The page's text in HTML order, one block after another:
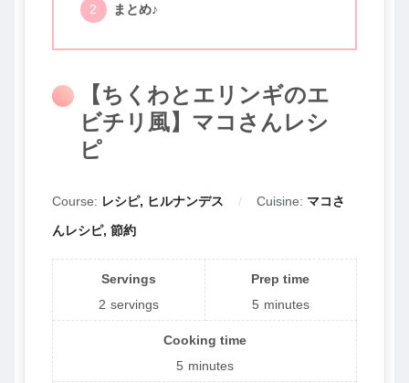
まとめ♪
【ちくわとエリンギのエ
ビチリ風】マコさんレシ
ピ
Course: レシピ, ヒルナンデス Cuisine: マコさ
んレシピ, 節約
Servings
2 servings
Prep time
5 minutes
Cooking time
5 minutes